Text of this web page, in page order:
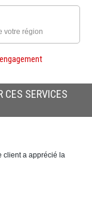
votre région
CES SERVICES
client a apprécié la